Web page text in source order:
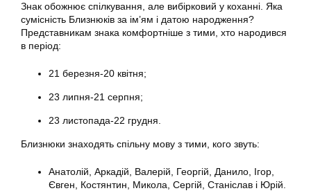
Знак обожнює спілкування, але вибірковий у коханні. Яка
сумісність Близнюків за ім’ям і датою народження?
Представникам знака комфортніше з тими, хто народився
в період:
21 березня-20 квітня;
23 липня-21 серпня;
23 листопада-22 грудня.
Близнюки знаходять спільну мову з тими, кого звуть:
Анатолій, Аркадій, Валерій, Георгій, Данило, Ігор,
Євген, Костянтин, Микола, Сергій, Станіслав і Юрій.